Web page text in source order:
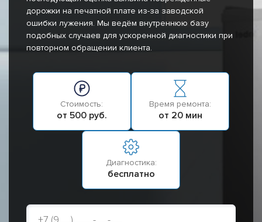
дорожки на печатной плате из-за заводской
ошибки лужения. Мы ведём внутреннюю базу
подобных случаев для ускоренной диагностики при
повторном обращении клиента.
Стоимость:
от 500 руб.
Время ремонта:
от 20 мин
Диагностика:
бесплатно